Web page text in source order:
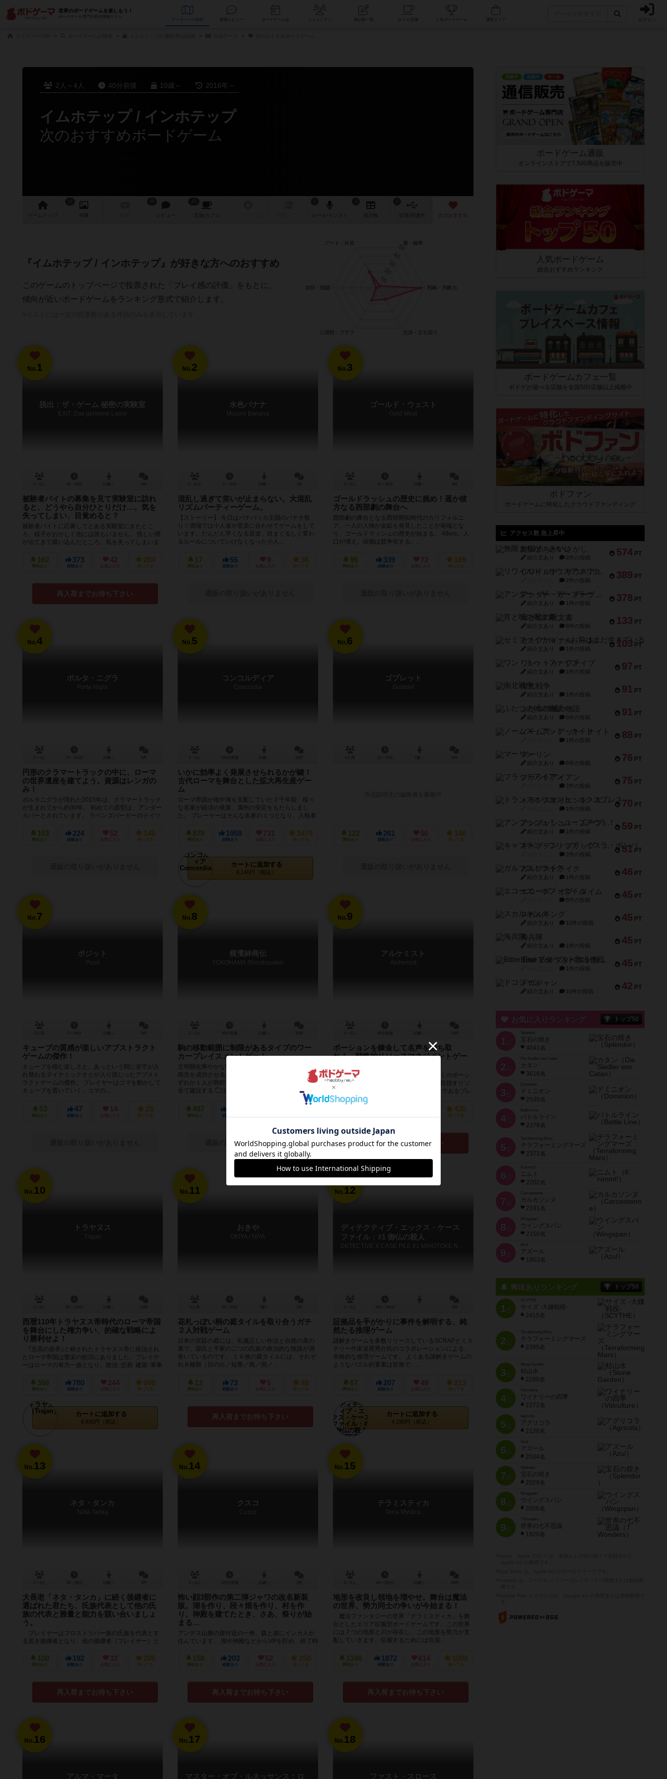
世界のボードゲームを楽しもう！
ボードゲーム専門の総合情報サイト
データベース コミュニティ 人気ボードゲーム ログイン
2人～4人 40分前後 10歳～ 2016年～
イムホテップ / インホテップ
次のおすすめボードゲーム
ゲーム 画像 レビュー 店舗/ カフェ 作 次のおすすめ
『イムホテップ / インホテップ』が好きな方へのおすすめ
このゲームのトップページで投票された「プレイ感の評価」をもとに、
傾向が近いボードゲームをランキング形式で紹介します。
No.1
脱出：ザ・ゲーム 秘密の実験室
EXIT: Das geheime Labor
被験者バイトの募集を見て実験室に訪れ
ると、どうやら自分ひとりだけ…。気を
失ってしまい、目覚めると？
被験者バイトに応募してとある実験室にきたとこ
ろ、様子がおかしく他には誰もいません。 怪しい煙
が出てきて吸い込んだところ、気を失ってしまいま
162
興味あり
373
経験あり
42
お気に入り
284
持ってる
再入荷までお待ち下さい
No.2
水色バナナ
Mizuiro Banana
混乱し過ぎて笑いが止まらない。大混乱
リズムパーティーゲーム。
【ストーリー】 今日はバナバッカ王国のバナナ祭
り！酒場では小人達が音楽に合わせてゲームをして
います。だんだん早くなる音楽、目まぐるしく変わ
るルールについていけなくなった小人...
17
興味あり
55
経験あり
9
お気に入り
36
持ってる
No.3
ゴールド・ウェスト
Gold West
ゴールドラッシュの歴史に挑め！遥か彼
方なる西部劇の舞台へ
西部劇の舞台となる西部開拓時代のカリフォルニ
ア。一人の人物が金鉱を発見したことが発端とな
り、ゴールドラッシュの歴史が始まる。 49ers。人
口が増え、採掘は競争化する。...
95
興味あり
339
経験あり
72
お気に入り
189
持ってる
No.4
ポルタ・ニグラ
Porta Nigra
円形のクラマートラックの中に、ローマ
の世界遺産を建てよう。資源はレンガの
み！
ポルタニグラが現れた2015年は、クラマートラック
が生まれてから約30年。 初めての原型は、アンダー
カバーとされています。 ラベンズバーガーのドイツ
103
興味あり
224
経験あり
52
お気に入り
145
持ってる
No.5
コンコルディア
Concordia
いかに効率よく発展させられるかが鍵！
古代ローマを舞台とした拡大再生産ゲー
ム
ローマ帝国が地中海を支配していた２千年前、様々
な名家が経済の発展、属州の安定をもたらしまし
た。 プレーヤーはそんな名家の１つとなり、入植者
878
興味あり
1959
経験あり
731
お気に入り
1478
持ってる
カートに追加する
8,140円（税込）
No.6
ゴブレット
Gobblet
122
興味あり
261
経験あり
56
お気に入り
146
持ってる
No.7
ポジット
Posit
キューブの質感が楽しいアブストラクト
ゲームの傑作！
キューブを積む楽しさと、あっという間に攻守が入
れ替わるダイナミックさとが入り混じったアブスト
ラクトゲームの傑作。 プレイヤーはコマを動かして
キューブを置いていく。コマの...
53
興味あり
47
経験あり
14
お気に入り
25
持ってる
No.8
横濱紳商伝
YOKOHAMA Shinshouden
駒の移動範囲に制限があるタイプのワー
カープレイスメントゲーム
文明開化華やかな明治時代の横濱の商人となって、
商売を成功させ名声を得ていくボードゲーム。 ◯い
ずれか１人が商館４つを全て建設する ◯商店８つを
全て建設する ◯注文書...
497
興味あり 経験あり
通販の取り扱いがありません
No.9
アルケミスト
Alchemist
ポーションを錬金して名声を勝ち取
れ！ 戦略的リソースマネジメントゲー
アルケミストは、お互いに競いながら多くのポーシ
ョンを完成させ、最高のアルケミストを目指すリソ
ースマネジメントゲームです。 錬金術士であるプレ
イヤーは、手持ちの材料を自由...
435
持ってる
再入荷までお待ち下さい
No. 10
トラヤヌス
Trajan
西暦110年トラヤヌス帝時代のローマ帝国
を舞台にした権力争い、的確な戦略によ
り勝利せよ！
｢至高の皇帝｣と称されたトラヤヌス帝に統治され
たローマ帝国は繁栄の絶頂にありました。プレイヤ
ーはローマの有力一族となり、政治･交易･建築･軍事
366
興味あり
780
経験あり
244
お気に入り
608
持ってる
カートに追加する
6,930円（税込）
No. 11
おきや
OKIYA / NIYA
花札っぽい柄の庭タイルを取り合うガチ
２人対戦ゲーム
日本の宮廷の庭には、礼儀正しい作法と自然の美の
裏で、源氏と平家の二つの氏族の政治的な陰謀が渦
巻いているのです。 １６枚の庭タイルには、それぞ
れ８種類（日の出／短冊／鳥／雨／...
13
興味あり
73
経験あり
5
お気に入り
48
持ってる
再入荷までお待ち下さい
No. 12
ディテクティブ・エックス・ケース
ファイル：#1 御仏の殺人
証拠品を手がかりに事件を解明する、純
然たる推理ゲーム
謎解きゲームを多数リリースしているSCRAPとミス
テリー作家道尾秀介氏のコラボレーションによる、
本格的な推理ゲームです。 よくある謎解きゲームの
ようなパズル的要素は皆無で、...
67
興味あり
207
経験あり
49
お気に入り
213
持ってる
カートに追加する
4,290円（税込）
No.13
ネタ・タンカ
Nētā-Tanka
大長老「ネタ・タンカ」に続く後継者に
選ばれた君たち、氏族代表として他の氏
族の代表と雅量と能力を競い合いましょ
う。
プレイヤーはフロストリバー族の氏族を代表とす
る若き後継者となり、他の後継者（プレイヤー）と
レスメント（民駒を置き資源を...
100
興味あり
192
経験あり
32
お気に入り
205
持ってる
再入荷までお待ち下さい
No.14
クスコ
Cuzco
怖い顔3部作の第二弾ジャワの改名新装
版。湖を作り、段々畑を作り、村を作
り、神殿を建てたとき、さあ、祭りが始
まる…
アンデス山脈の崖付近の一角。森と崖にインカ人が
住んでいます。 湖や神殿などからVPを貯め、終了時
中で一番高い位置にいる者...
158
興味あり
203
経験あり
52
お気に入り
250
持ってる
再入荷までお待ち下さい
No.15
テラミスティカ
Terra Mystica
地形を改良し領地を増やせ。舞台は魔法
の世界、勢力同士の争いが今始まる！
魔法ファンタジーの世界「テラミスティカ」を舞
台としたエリア征服型ボードゲームです。この世界
には７つの地形と川が存在し、この地形を勢力が支
配していきます。征服するためには住居...
1346
興味あり
1872
経験あり
614
お気に入り
1088
持ってる
再入荷までお待ち下さい
No.16
アルマ・マータ
No.17
マスター・オブ・ルネッサンス：ロ
No.18
ファスト・スロース
ボードゲーム通販
オンラインストアで7,500商品を販売中
人気ボードゲーム
総合おすすめランキング
ボードゲームカフェ一覧
ボドゲが遊べる店舗を全国500店舗以上掲載中
ボドファン
ボードゲームに特化したクラウドファンディング
アクセス数 急上昇中
574 PT
無限まちがいさがし
紹介文あり 2件の投稿
389 PT
リワイルド：サウスアメリカ
2件の投稿
378 PT
アンダー・ザ・テーブラー
紹介文あり 1件の投稿
133 PT
宵と暁の呪文書
紹介文あり 8件の投稿
103 PT
セミファイナル ～お前はまだ生きている～
紹介文あり 1件の投稿
97 PT
ワン・トゥ・ファイブ
紹介文あり 1件の投稿
91 PT
南北戦争
紹介文あり 1件の投稿
91 PT
ふたつの城の物語
紹介文あり 6件の投稿
88 PT
ノームズ・アット・ナイト
1件の投稿
76 PT
マーリン
紹介文あり 6件の投稿
75 PT
フラットアイアン
2件の投稿
70 PT
トランスオリエント・エクスプレス
1件の投稿
59 PT
アンブッシュ！：ムーブアウト！
紹介文あり 1件の投稿
51 PT
キャプテン・フリップ：イスラ・ボンバ
2件の投稿
46 PT
ガルフストライク
紹介文あり 1件の投稿
45 PT
エコーズ・オブ・タイム
8件の投稿
45 PT
スカルキング
紹介文あり 12件の投稿
45 PT
海兵隊
紹介文あり 1件の投稿
45 PT
Bitter End ブタペスト救出作戦
1件の投稿
42 PT
ドコジャン
紹介文あり 10件の投稿
お気に入りランキング トップ50
1 位
宝石の煌き
4041名
2 位
Die Siedler von Catan
カタン
3616名
3 位
ドミニオン
2530名
4位
Battle Line
バトルライン
2378名
5 位
Terraforming Mars
テラフォーミングマーズ
2371名
6 位
ニムト
2202名
7 位
Carcassonne
カルカソンヌ
2191名
8 位
Wingspan
ウイングスパン
2150名
9 位
Azul
アズール
1903名
興味ありランキング トップ50
1位
SCYTHE
サイズ -大鎌戦役-
2415名
2位
Terraforming Mars
テラフォーミングマーズ
2395名
3位
Stone Garden
枯山水
2280名
4位
Viticulture
ワイナリーの四季
2272名
5位
Agricola
アグリコラ
2120名
6位
Azul
アズール
2034名
7位
宝石の煌き
2029名
8位
Wingspan
ウイングスパン
2006名
9位
7 Wonders
世界の七不思議
1920名